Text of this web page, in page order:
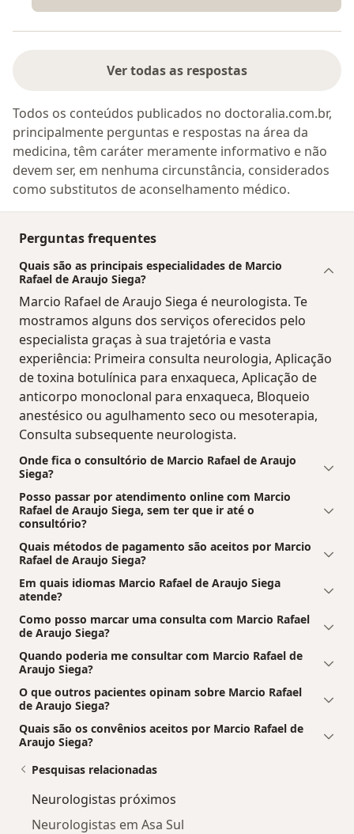
Ver todas as respostas
Todos os conteúdos publicados no doctoralia.com.br,
principalmente perguntas e respostas na área da
medicina, têm caráter meramente informativo e não
devem ser, em nenhuma circunstância, considerados
como substitutos de aconselhamento médico.
Perguntas frequentes
Quais são as principais especialidades de Marcio
Rafael de Araujo Siega?
Marcio Rafael de Araujo Siega é neurologista. Te
mostramos alguns dos serviços oferecidos pelo
especialista graças à sua trajetória e vasta
experiência: Primeira consulta neurologia, Aplicação
de toxina botulínica para enxaqueca, Aplicação de
anticorpo monoclonal para enxaqueca, Bloqueio
anestésico ou agulhamento seco ou mesoterapia,
Consulta subsequente neurologista.
Onde fica o consultório de Marcio Rafael de Araujo
Siega?
Posso passar por atendimento online com Marcio
Rafael de Araujo Siega, sem ter que ir até o
consultório?
Quais métodos de pagamento são aceitos por Marcio
Rafael de Araujo Siega?
Em quais idiomas Marcio Rafael de Araujo Siega
atende?
Como posso marcar uma consulta com Marcio Rafael
de Araujo Siega?
Quando poderia me consultar com Marcio Rafael de
Araujo Siega?
O que outros pacientes opinam sobre Marcio Rafael
de Araujo Siega?
Quais são os convênios aceitos por Marcio Rafael de
Araujo Siega?
Pesquisas relacionadas
Neurologistas próximos
Neurologistas em Asa Sul